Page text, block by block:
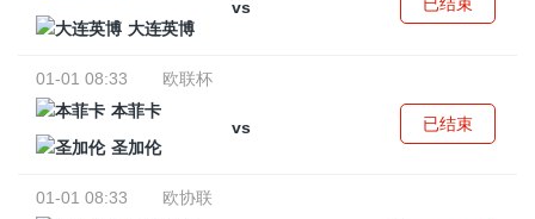
vs
大连英博
已结束
01-01 08:33
欧联杯
本菲卡
vs
圣加伦
已结束
01-01 08:33
欧协联